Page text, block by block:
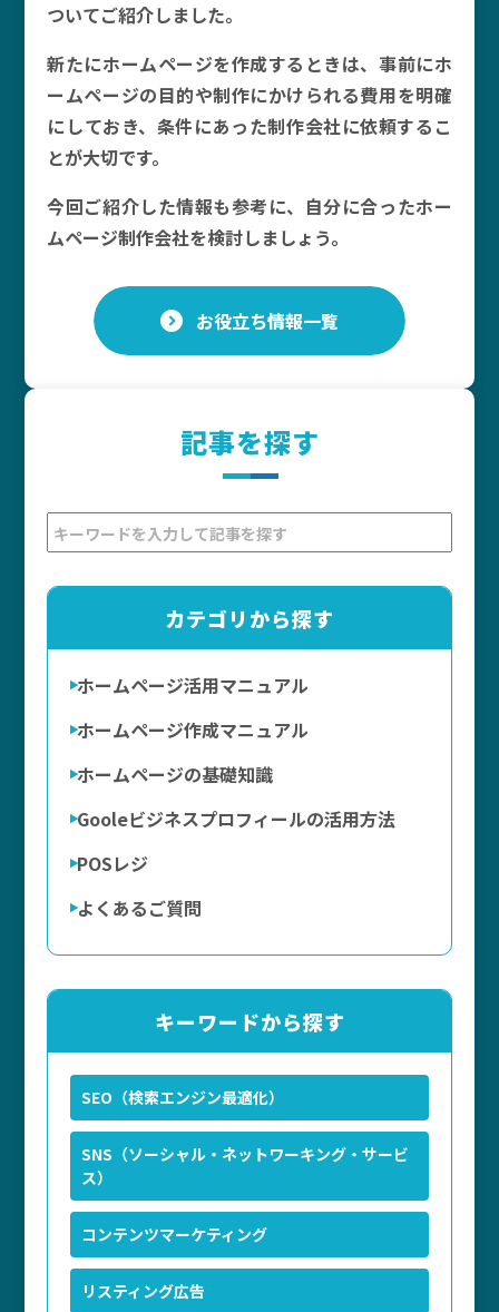
ついてご紹介しました。
新たにホームページを作成するときは、事前にホ
ームページの目的や制作にかけられる費用を明確
にしておき、条件にあった制作会社に依頼するこ
とが大切です。
今回ご紹介した情報も参考に、自分に合ったホー
ムページ制作会社を検討しましょう。
お役立ち情報一覧
記事を探す
カテゴリから探す
ホームページ活用マニュアル
ホームページ作成マニュアル
ホームページの基礎知識
Gooleビジネスプロフィールの活用方法
POSレジ
よくあるご質問
キーワードから探す
SEO（検索エンジン最適化）
SNS（ソーシャル・ネットワーキング・サービ
ス）
コンテンツマーケティング
リスティング広告